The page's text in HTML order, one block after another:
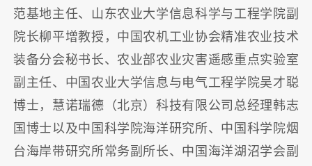
范基地主任、山东农业大学信息科学与工程学院副
院长柳平增教授，中国农机工业协会精准农业技术
装备分会秘书长、农业部农业灾害遥感重点实验室
副主任、中国农业大学信息与电气工程学院吴才聪
博士，慧诺瑞德（北京）科技有限公司总经理韩志
国博士以及中国科学院海洋研究所、中国科学院烟
台海岸带研究所常务副所长、中国海洋湖沼学会副